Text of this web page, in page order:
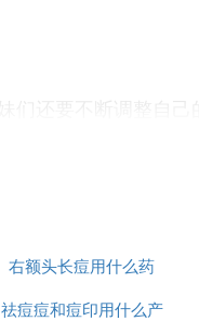
右额头长痘用什么药
祛痘痘和痘印用什么产